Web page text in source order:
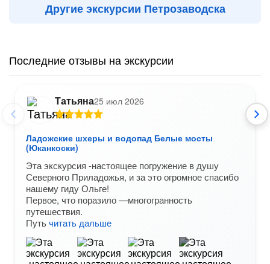
Другие экскурсии Петрозаводска
Последние отзывы на экскурсии
Татьяна25 июл 2026
Ладожские шхеры и водопад Белые мосты
(Юканкоски)
Эта экскурсия -настоящее погружение в душу
Северного Приладожья, и за это огромное спасибо
нашему гиду Ольге!
Первое, что поразило —многогранность
путешествия.
Путьчитать дальше